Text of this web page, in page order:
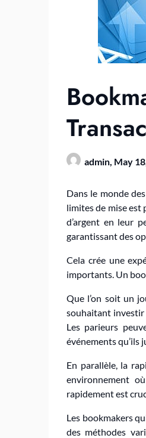
admin, May
Dans le monde
limites de mise
d’argent en leur
garantissant des
Cela crée une
importants. Un
Que l’on soit un
souhaitant investir
Les parieurs
événements qu’ils
En parallèle, la
environnement
rapidement est
Les bookmakers
des méthodes